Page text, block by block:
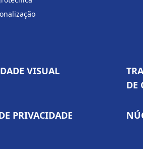
VISUAL
DE
PRIVACIDADE